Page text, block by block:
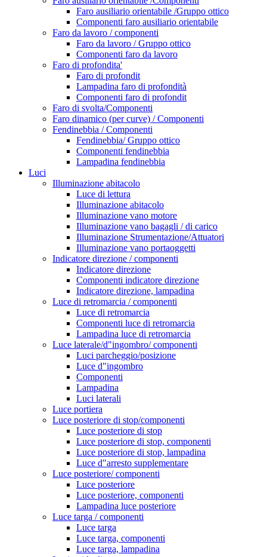
Faro ausiliario orientabile /Gruppo ottico
Componenti faro ausiliario orientabile
Faro da lavoro / componenti
Faro da lavoro / Gruppo ottico
Componenti faro da lavoro
Faro di profondita'
Faro di profondit
Lampadina faro di profondità
Componenti faro di profondit
Faro di svolta/Componenti
Faro dinamico (per curve) / Componenti
Fendinebbia / Componenti
Fendinebbia/ Gruppo ottico
Componenti fendinebbia
Lampadina fendinebbia
Luci
Illuminazione abitacolo
Luce di lettura
Illuminazione abitacolo
Illuminazione vano motore
Illuminazione vano bagagli / di carico
Illuminazione Strumentazione/Attuatori
Illuminazione vano portaoggetti
Indicatore direzione / componenti
Indicatore direzione
Componenti indicatore direzione
Indicatore direzione, lampadina
Luce di retromarcia / componenti
Luce di retromarcia
Componenti luce di retromarcia
Lampadina luce di retromarcia
Luce laterale/d"ingombro/ componenti
Luci parcheggio/posizione
Luce d"ingombro
Componenti
Lampadina
Luci laterali
Luce portiera
Luce posteriore di stop/componenti
Luce posteriore di stop
Luce posteriore di stop, componenti
Luce posteriore di stop, lampadina
Luce d"arresto supplementare
Luce posteriore/ componenti
Luce posteriore
Luce posteriore, componenti
Lampadina luce posteriore
Luce targa / componenti
Luce targa
Luce targa, componenti
Luce targa, lampadina